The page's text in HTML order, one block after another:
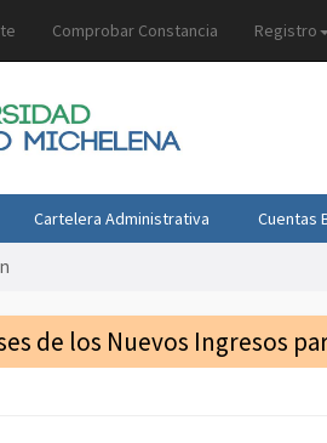
Comprobar Constancia Registro
Cartelera Administrativa Cuentas
de los Nuevos Ingresos